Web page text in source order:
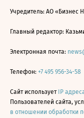
Учредитель: АО «Бизнес
Главный редактор:
Электронная почта:
Телефон: +7 495 956-34-58
Сайт использует IP
Пользователей сайта,
в отношении обработки